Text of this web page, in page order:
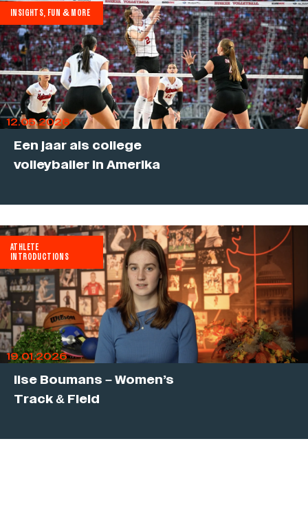
INSIGHTS, FUN & MORE
12.05.2026
Een jaar als college
volleyballer in Amerika
ATHLETE
INTRODUCTIONS
19.01.2026
Ilse Boumans – Women’s
Track & Field